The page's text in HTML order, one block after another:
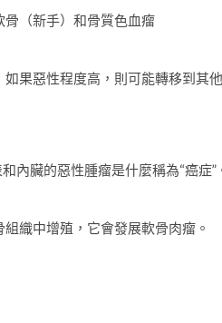
（新手）和骨質色血瘤
果惡性程度高，則可能轉移到其他
內臟的惡性腫瘤是什麼稱為“癌症”
織中增殖，它會發展軟骨肉瘤。